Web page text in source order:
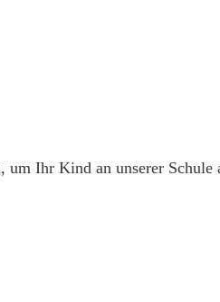
Ihr Kind an unserer Schule